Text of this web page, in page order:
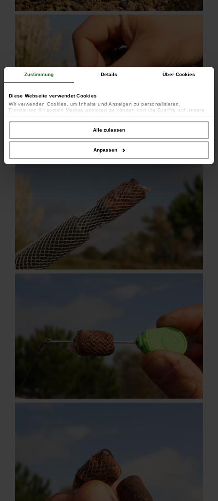
Zustimmung Details Über Cookies
Diese Webseite verwendet Cookies
Wir verwenden Cookies, um Inhalte und Anzeigen zu personalisieren,
Funktionen für soziale Medien anbieten zu können und die Zugriffe auf unsere
unserer Website an unsere Partner für soziale Medien, Werbung und Analysen
weiter. Unsere Partner führen diese Informationen möglicherweise mit weiteren
Daten zusammen, die Sie ihnen bereitgestellt haben oder die sie im Rahmen
Ihrer Nutzung der Dienste gesammelt haben.
Alle zulassen
Anpassen